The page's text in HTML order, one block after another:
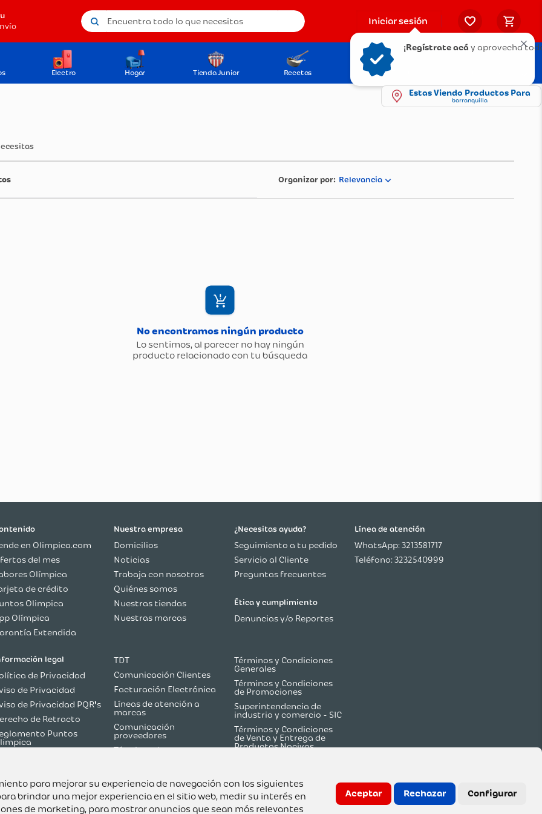
para mejorar su experiencia de navegación con los siguientes
brindar una mejor experiencia en el sitio web, medir su interés en
de marketing, para mostrar anuncios que sean más relevantes
Aceptar Rechazar Configurar
Encuentra todo lo que necesitas
Iniciar sesión
Electro Hogar Tienda Junior Recetas Solicita tu Tarjeta
¡Regístrate acá y aprovecha
Estas Viendo Productos Para
barranquilla
Relevancia
en Olimpica.com
del mes
Olímpica
de crédito
Olimpica
Olímpica
Extendida
Nuestra empresa
Domicilios
Noticias
Trabaja con nosotros
Quiénes somos
Nuestras tiendas
Nuestras marcas
¿Necesitas ayuda?
Seguimiento a tu pedido
Servicio al Cliente
Preguntas frecuentes
Ética y cumplimiento
Denuncias y/o Reportes
Línea de atención
WhatsApp: 3213581717
Teléfono: 3232540999
legal
de Privacidad
de Privacidad
de Privacidad PQR's
de Retracto
Puntos
sobre TDT
TDT
Comunicación Clientes
Facturación Electrónica
Líneas de atención a
marcas
Comunicación
proveedores
Términos de
Flash Olímpica
Términos y Condiciones
Generales
Términos y Condiciones
de Promociones
Superintendencia de
industria y comercio - SIC
Términos y Condiciones
de Venta y Entrega de
Productos Nocivos